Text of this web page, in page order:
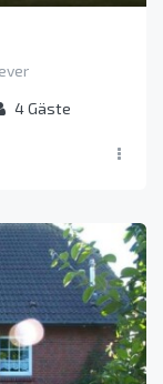
4Gäste